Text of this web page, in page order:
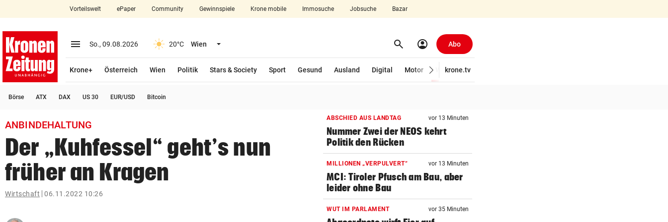
closeSchließen
account_circle Anmelden
arrow_right
bookmark
Suchbegriff
eingeben
Vorteilswelt ePaper Community Gewinnspiele Krone mobile Immosuche Jobsuche Bazar
menu Menü aufklappen
So., 09.08.2026 20°C Wien Menü aufklappen search Suchen
account_circle Abo
Krone+ Österreich Wien Politik Stars & Society Sport Gesund Ausland Digital Motor Wirtschaft
krone.tv
Börse ATX DAX US 30 EUR/USD Bitcoin
ANBINDEHALTUNG
Der „Kuhfessel“ geht’s nun
früher an Kragen
Wirtschaft 06.11.2022 10:26
ABSCHIED AUS LANDTAG vor 13 Minuten
Nummer Zwei der NEOS kehrt
Politik den Rücken
MILLIONEN „VERPULVERT“ vor 13 Minuten
MCI: Tiroler Pfusch am Bau, aber
leider ohne Bau
WUT IM PARLAMENT vor 35 Minuten